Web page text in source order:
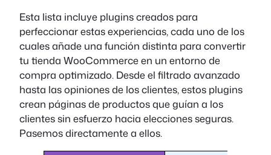
Esta lista incluye plugins creados para
perfeccionar estas experiencias, cada uno de los
cuales añade una función distinta para convertir
tu tienda WooCommerce en un entorno de
compra optimizado. Desde el filtrado avanzado
hasta las opiniones de los clientes, estos plugins
crean páginas de productos que guían a los
clientes sin esfuerzo hacia elecciones seguras.
Pasemos directamente a ellos.